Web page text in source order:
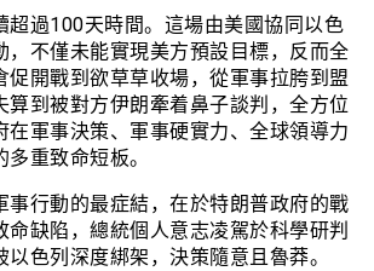
超過100天時間。這場由美國協同以色
，不僅未能實現美方預設目標，反而全
促開戰到欲草草收場，從軍事拉胯到盟
算到被對方伊朗牽着鼻子談判，全方位
在軍事決策、軍事硬實力、全球領導力
重致命短板。
事行動的最症結，在於特朗普政府的戰
命缺陷，總統個人意志凌駕於科學研判
色列深度綁架，決策隨意且魯莽。